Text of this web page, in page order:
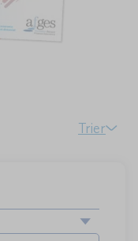
Trier